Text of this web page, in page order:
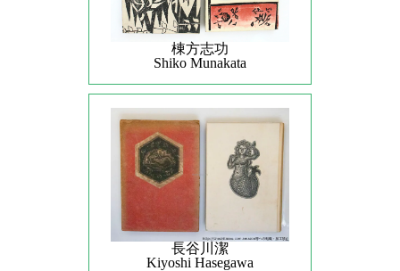
棟方志功
Shiko Munakata
長谷川潔
Kiyoshi Hasegawa